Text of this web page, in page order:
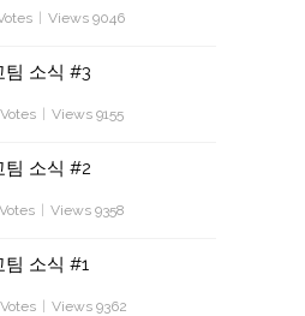
Views 9046
팀 소식 #3
Votes Views 9155
팀 소식 #2
Votes Views 9358
팀 소식 #1
Votes Views 9362